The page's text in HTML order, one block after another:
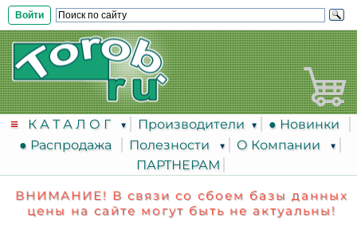
Войти
К А Т А Л О Г Производители
● Новинки
● Распродажа
Полезности
О Компании
ПАРТНЕРАМ
ВНИМАНИЕ! В связи со сбоем базы данных
цены на сайте могут быть не актуальны!